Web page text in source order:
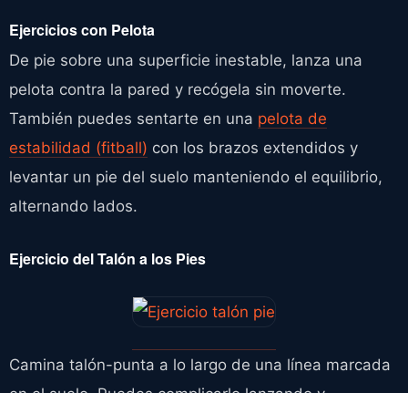
Ejercicios con Pelota
De pie sobre una superficie inestable, lanza una
pelota contra la pared y recógela sin moverte.
También puedes sentarte en una pelota de
estabilidad (fitball) con los brazos extendidos y
levantar un pie del suelo manteniendo el equilibrio,
alternando lados.
Ejercicio del Talón a los Pies
Camina talón-punta a lo largo de una línea marcada